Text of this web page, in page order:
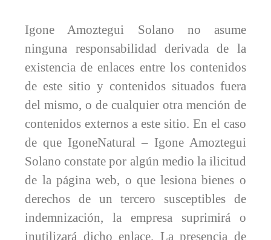
Igone Amoztegui Solano no asume
ninguna responsabilidad derivada de la
existencia de enlaces entre los contenidos
de este sitio y contenidos situados fuera
del mismo, o de cualquier otra mención de
contenidos externos a este sitio. En el caso
de que IgoneNatural – Igone Amoztegui
Solano constate por algún medio la ilicitud
de la página web, o que lesiona bienes o
derechos de un tercero susceptibles de
indemnización, la empresa suprimirá o
inutilizará dicho enlace. La presencia de